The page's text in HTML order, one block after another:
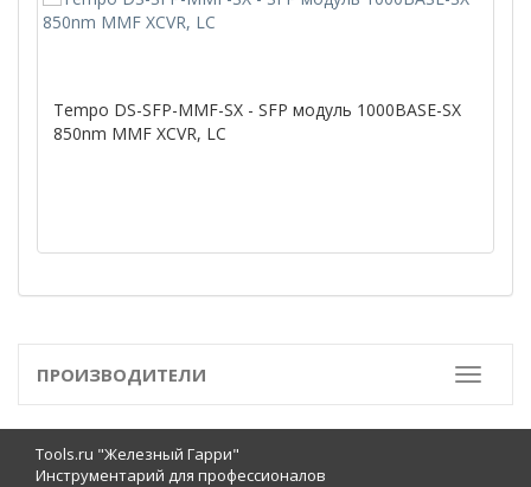
Tempo DS-SFP-MMF-SX - SFP модуль 1000BASE-SX
850nm MMF XCVR, LC
Toggle
ПРОИЗВОДИТЕЛИ
Tools.ru "Железный Гарри"
Инструментарий для профессионалов